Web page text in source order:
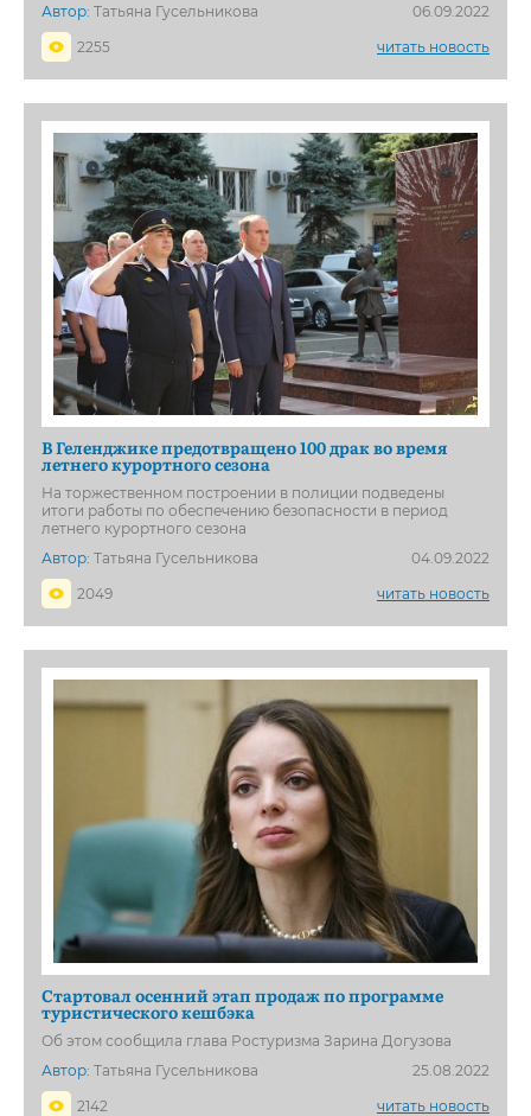
Автор: Татьяна Гусельникова
06.09.2022
2255
читать новость
В Геленджике предотвращено 100 драк во время
летнего курортного сезона
На торжественном построении в полиции подведены
итоги работы по обеспечению безопасности в период
летнего курортного сезона
Автор: Татьяна Гусельникова
04.09.2022
2049
читать новость
Стартовал осенний этап продаж по программе
туристического кешбэка
Об этом сообщила глава Ростуризма Зарина Догузова
Автор: Татьяна Гусельникова
25.08.2022
2142
читать новость